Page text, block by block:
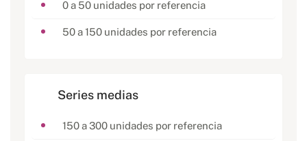
0 a 50 unidades por referencia
50 a 150 unidades por referencia
Series medias
150 a 300 unidades por referencia